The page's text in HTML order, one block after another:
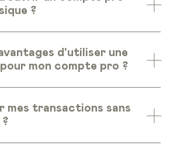
?
d'utiliser une
mon compte pro ?
mes transactions sans